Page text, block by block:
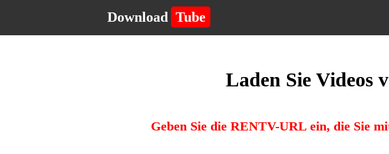
Download Tube
Laden Sie Videos
Geben Sie die RENTV-URL ein, die Sie